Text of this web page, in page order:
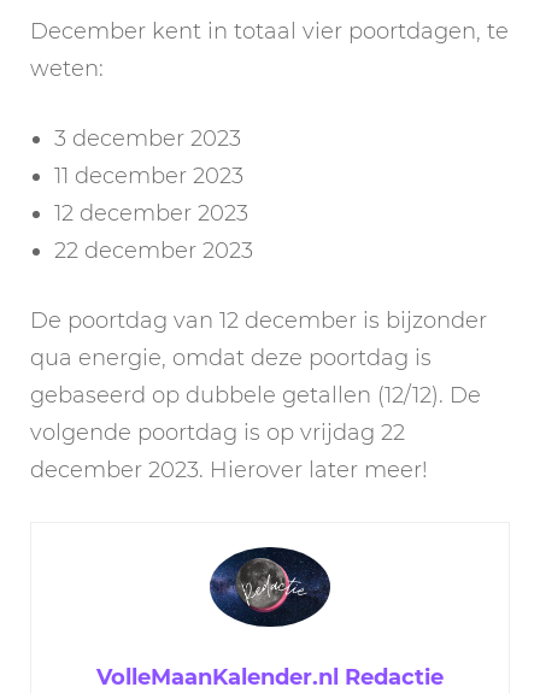
December kent in totaal vier poortdagen, te
weten:
3 december 2023
11 december 2023
12 december 2023
22 december 2023
De poortdag van 12 december is bijzonder
qua energie, omdat deze poortdag is
gebaseerd op dubbele getallen (12/12). De
volgende poortdag is op vrijdag 22
december 2023. Hierover later meer!
VolleMaanKalender.nl Redactie